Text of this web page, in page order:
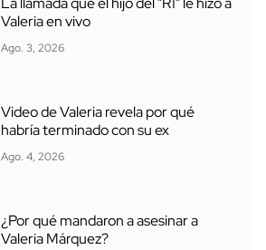
Valeria en vivo
Ago. 3, 2026
Video de Valeria revela por qué
habría terminado con su ex
Ago. 4, 2026
¿Por qué mandaron a asesinar a
Valeria Márquez?